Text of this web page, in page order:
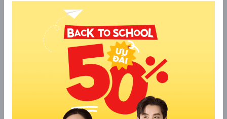
Mẫu áo polo màu trắng đẹp thanh lịch